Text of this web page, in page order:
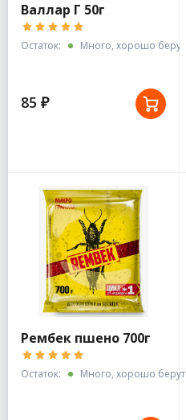
Валлар Г 50г
Остаток: Много, хорошо берут
85 ₽
Рембек пшено 700г
Остаток: Много, хорошо берут